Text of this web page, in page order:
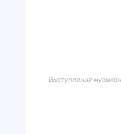
Выступления